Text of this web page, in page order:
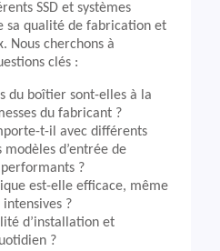
SSD et systèmes
sa qualité de fabrication et
Nous cherchons à
clés :
du boîtier sont-elles à la
du fabricant ?
t-il avec différents
modèles d’entrée de
?
est-elle efficace, même
intensives ?
d’installation et
?